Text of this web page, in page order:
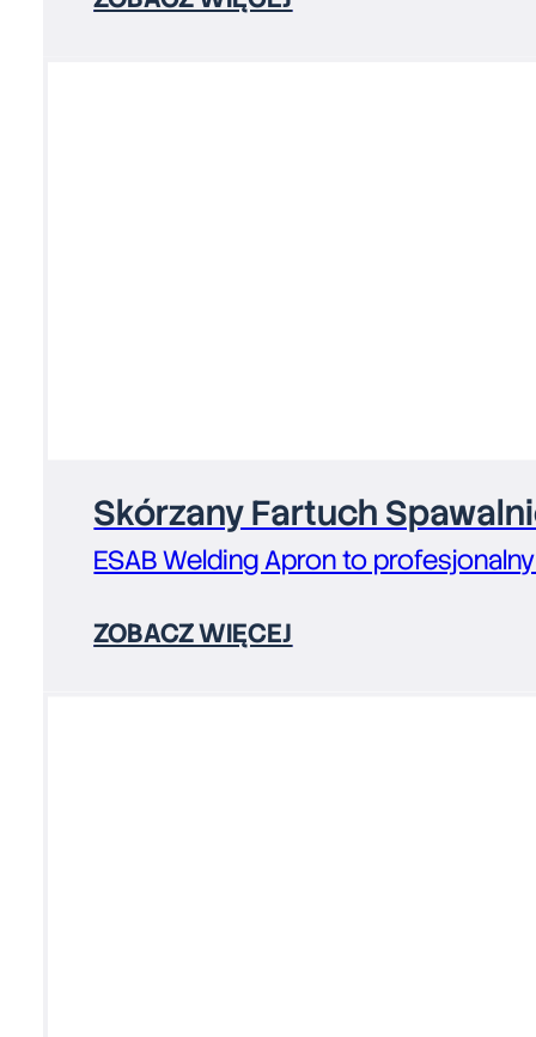
Skórzany Fartuch
ESAB Welding Apron to
ZOBACZ WIĘCEJ